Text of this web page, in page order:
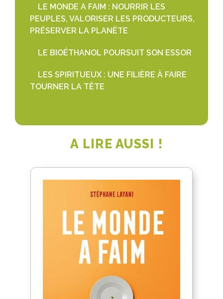
LE MONDE A FAIM : NOURRIR LES
PEUPLES, VALORISER LES PRODUCTEURS,
PRÉSERVER LA PLANÈTE
LE BIOÉTHANOL POURSUIT SON ESSOR
LES SPIRITUEUX : UNE FILIÈRE À FAIRE
TOURNER LA TÊTE
A LIRE AUSSI !